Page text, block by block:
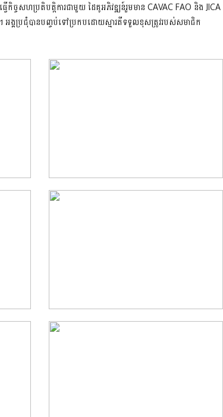
ច្ចសហប្រតិបត្តិការជាមួយ ដៃគូអភិវឌ្ឍន៍រួមមាន CAVAC FAO និង JICA
។ អង្គប្រជុំបានបញ្ចប់ទៅប្រកបដោយស្មារតីទទួលខុសត្រូវរបស់សមាជិក